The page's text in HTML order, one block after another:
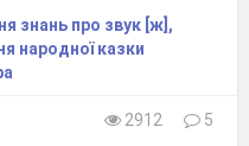
знань про звук [ж],
народної казки
2912
5